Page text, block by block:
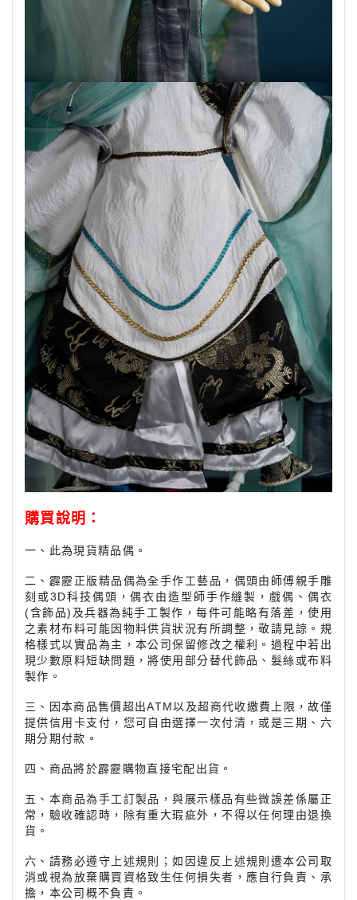
購買說明：
一、此為現貨精品偶。
二、 霹靂正版精品偶為全手作工藝品，偶頭由師傅親手雕
刻或3D科技偶頭，偶衣由造型師手作縫製，戲偶、偶衣
(含飾品)及兵器為純手工製作，每件可能略有落差，使用
之素材布料可能因物料供貨狀況有所調整，敬請見諒。規
格樣式以實品為主，本公司保留修改之權利。過程中若出
現少數原料短缺問題，將使用部分替代飾品、髮絲或布料
製作。
三、因本商品售價超出ATM以及超商代收繳費上限，故僅
提供信用卡支付，您可自由選擇一次付清，或是三期、六
期分期付款。
四、商品將於霹靂購物直接宅配出貨。
五、本商品為手工訂製品，與展示樣品有些微誤差係屬正
常，驗收確認時，除有重大瑕疵外，不得以任何理由退換
貨。
六、請務必遵守上述規則；如因違反上述規則遭本公司取
消或視為放棄購買資格致生任何損失者，應自行負責、承
擔，本公司概不負責。